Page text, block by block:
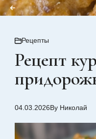
Рецепты
Рецепт
04.03.2026By Николай